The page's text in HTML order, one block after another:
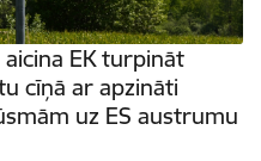
EK turpināt
cīņā ar apzināti
uz ES austrumu